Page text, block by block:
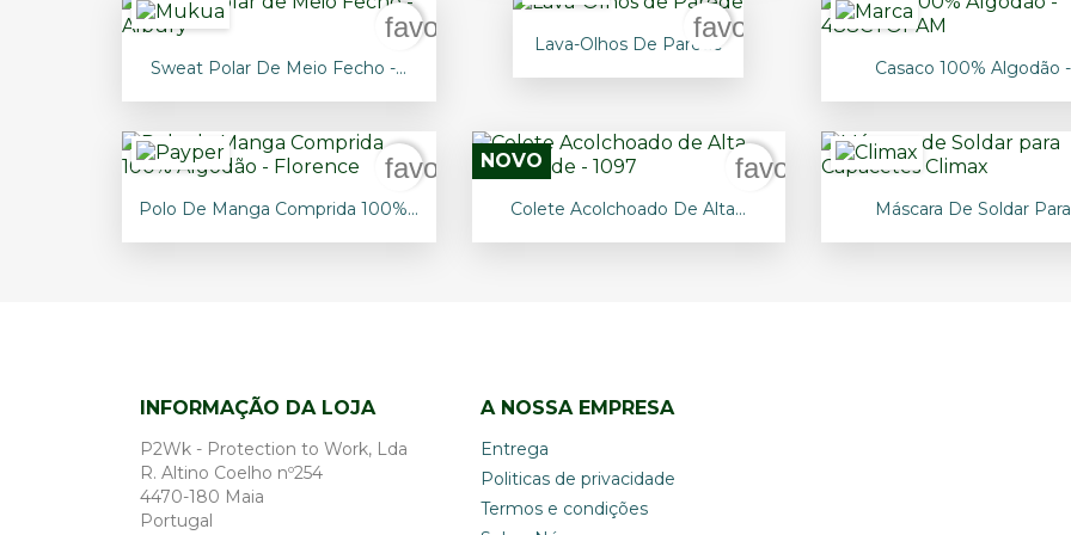
 Vista rápida
+4
Sweat Polar De Meio Fecho -...
favorite_border Vista rápida
Lava-Olhos De Parede
favorite_border
 Vista rápida
Casaco 100% Algodão -
 Vista rápida
+8
Polo De Manga Comprida 100%...
favorite_border
 Vista rápida
Colete Acolchoado De Alta...
NOVO
favorite_border
 Vista rápida
Máscara De Soldar
INFORMAÇÃO DA LOJA
P2Wk - Protection to Work, Lda
R. Altino Coelho nº254
4470-180 Maia
Portugal
A NOSSA EMPRESA
Entrega
Politicas de privacidade
Termos e condições